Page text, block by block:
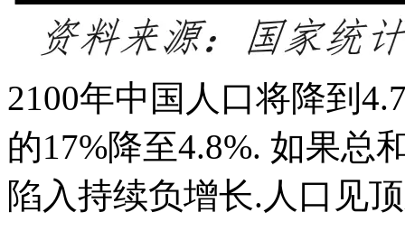
2100年中国人口将降到
的17%降至4.8%. 如果总
陷入持续负增长.人口见